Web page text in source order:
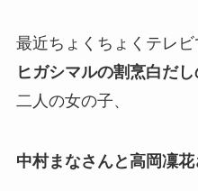
最近ちょくちょくテレビ
ヒガシマルの割烹白だし
二人の女の子、
中村まなさんと高岡凜花